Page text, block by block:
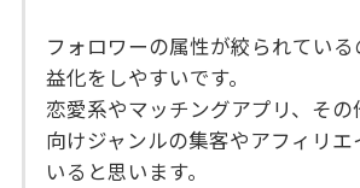
フォロワーの属性が絞られてい
益化をしやすいです。
恋愛系やマッチングアプリ、そ
向けジャンルの集客やアフィリエ
いると思います。